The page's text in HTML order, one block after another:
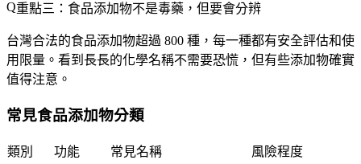
重點三：食品添加物不是毒藥，但要會分辨
台灣合法的食品添加物超過 800 種，每一種都有安全評估和使
用限量。看到長長的化學名稱不需要恐慌，但有些添加物確實
值得注意。
常見食品添加物分類
類別 功能 常見名稱 風險程度